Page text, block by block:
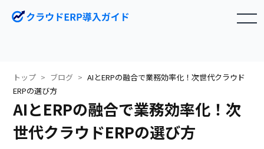
toggle navigation
トップ ブログ
AIとERPの融合で業務効率化！次世代クラウド
ERPの選び方
AIとERPの融合で業務効率化！次
世代クラウドERPの選び方